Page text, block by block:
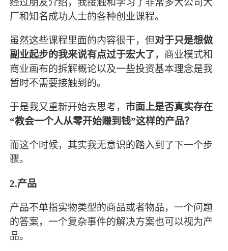
经过朋友介绍，我接触和学习了非常多大公司大
厂和知名成功人士的各种创业课程。
虽然这些课程里面的内容很干，但对于只是想做
副业起步的我来说有点过于宏大了 ，商业模式和
商业画布的拆解概论以及一些投资基本理念是我
暂时不需要接触到的。
于是我又重新开始去思考， 市面上是否真实存在
“教会一个人从零开始赚到钱”这样的产品？
而这个时候，其实我无意识的踏入到了下一个步
骤。
2.产品
产品不单指实物类型的商品或者物品，一个问题
的答案，一个复杂事件的解决方案也可以视为产
品。